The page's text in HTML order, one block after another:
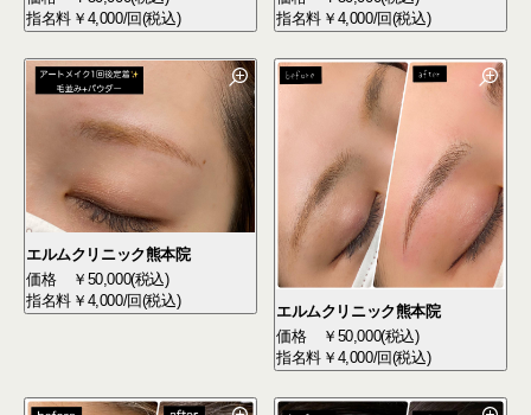
指名料 ￥4,000/回(税込)
指名料 ￥4,000/回(税込)
エルムクリニック熊本院
価格
￥50,000(税込)
指名料 ￥4,000/回(税込)
エルムクリニック熊本院
価格
￥50,000(税込)
指名料 ￥4,000/回(税込)